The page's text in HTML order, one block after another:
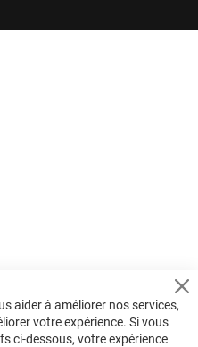
aider à améliorer nos services,
votre expérience. Si vous
ci-dessous, votre expérience